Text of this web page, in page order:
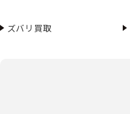
ズバリ買取